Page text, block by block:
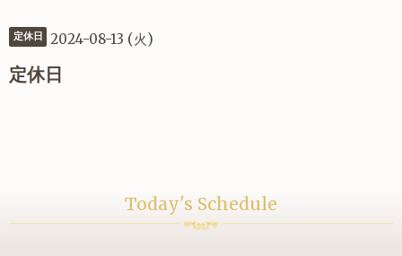
定休日 2024-08-13 (火)
定休日
Today's Schedule